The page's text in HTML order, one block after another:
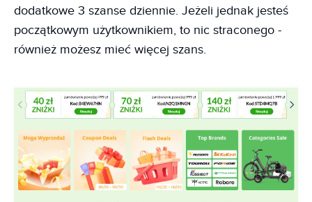
dodatkowe 3 szanse dziennie. Jeżeli jednak jesteś
początkowym użytkownikiem, to nic straconego -
również możesz mieć więcej szans.